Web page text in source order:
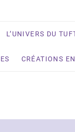
L’UNIVERS DU
CRÉATIONS